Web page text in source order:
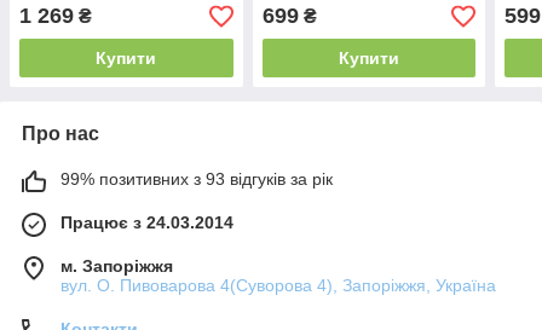
1 269 ₴
Купити
699₴
Купити
599
Про нас
99% позитивних з 93 відгуків за рік
Працює з 24.03.2014
м. Запоріжжя
вул. О. Пивоварова 4(Суворова 4), Запоріжжя, Україна